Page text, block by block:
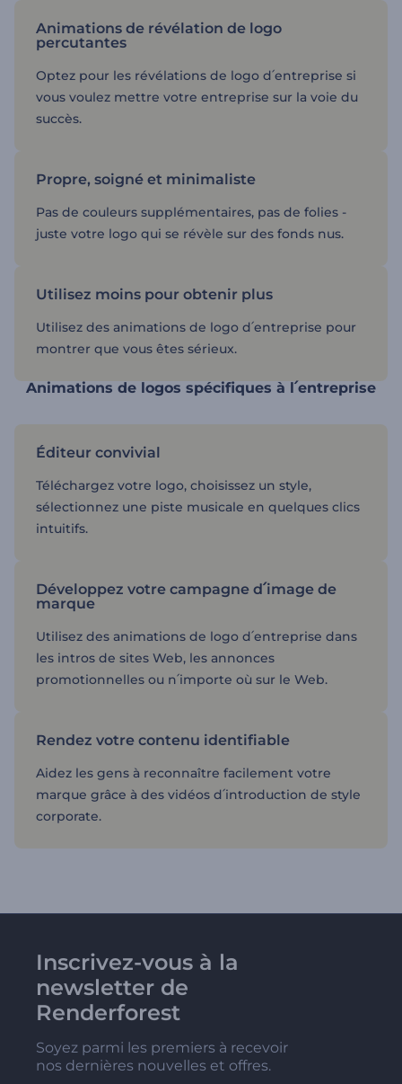
Animations de révélation de logo
percutantes
Optez pour les révélations de logo d՛entreprise si
vous voulez mettre votre entreprise sur la voie du
succès.
Propre, soigné et minimaliste
Pas de couleurs supplémentaires, pas de folies -
juste votre logo qui se révèle sur des fonds nus.
Utilisez moins pour obtenir plus
Utilisez des animations de logo d՛entreprise pour
montrer que vous êtes sérieux.
Animations de logos spécifiques à l՛entreprise
Éditeur convivial
Téléchargez votre logo, choisissez un style,
sélectionnez une piste musicale en quelques clics
intuitifs.
Développez votre campagne d՛image de
marque
Utilisez des animations de logo d՛entreprise dans
les intros de sites Web, les annonces
promotionnelles ou n՛importe où sur le Web.
Rendez votre contenu identifiable
Aidez les gens à reconnaître facilement votre
marque grâce à des vidéos d՛introduction de style
corporate.
Inscrivez-vous à la
newsletter de
Renderforest
Soyez parmi les premiers à recevoir
nos dernières nouvelles et offres.